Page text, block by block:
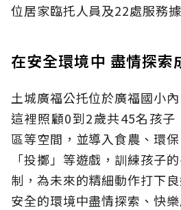
位居家臨托人員及22處服務據
在安全環境中 盡情探索
土城廣福公托位於廣福國小
這裡照顧0到2歲共45名孩子
區等空間，並導入食農、環
「投擲」等遊戲，訓練孩子
制，為未來的精細動作打下
安全的環境中盡情探索、快